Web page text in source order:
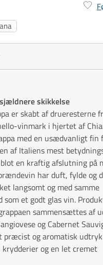
skikkelse
er skabt af drueresterne
vinmark i hjertet af
med en usædvanligt fin
af Italiens mest
en kraftig afslutning på
har duft, fylde og
langsomt og med samme
som et godt glas vin.
sammensættes af
og Cabernet
præcist og aromatisk
og en let cremet